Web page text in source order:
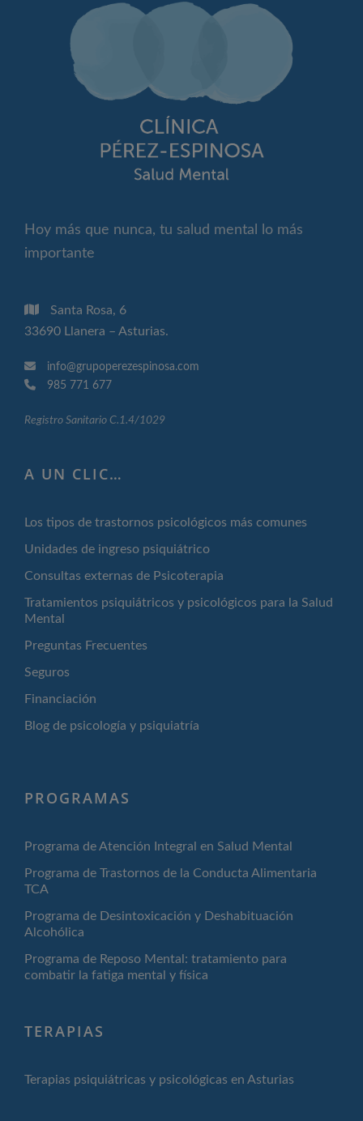
Hoy más que nunca, tu salud mental lo más
importante
Santa Rosa, 6
33690 Llanera – Asturias.
info@grupoperezespinosa.com
985 771 677
Registro Sanitario C.1.4/1029
A UN CLIC…
Los tipos de trastornos psicológicos más comunes
Unidades de ingreso psiquiátrico
Consultas externas de Psicoterapia
Tratamientos psiquiátricos y psicológicos para la Salud
Mental
Preguntas Frecuentes
Seguros
Financiación
Blog de psicología y psiquiatría
PROGRAMAS
Programa de Atención Integral en Salud Mental
Programa de Trastornos de la Conducta Alimentaria
TCA
Programa de Desintoxicación y Deshabituación
Alcohólica
Programa de Reposo Mental: tratamiento para
combatir la fatiga mental y física
TERAPIAS
Terapias psiquiátricas y psicológicas en Asturias